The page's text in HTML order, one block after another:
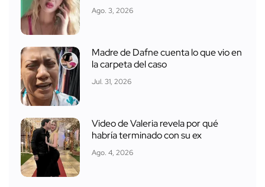
Ago. 3, 2026
Madre de Dafne cuenta lo que vio en
la carpeta del caso
Jul. 31, 2026
Video de Valeria revela por qué
habría terminado con su ex
Ago. 4, 2026